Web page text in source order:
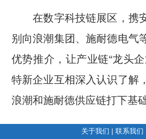
在数字科技链展区，携
别向浪潮集团、施耐德电气
优势推介，让产业链“龙头
特新企业互相深入认识了解
浪潮和施耐德供应链打下基础
关于我们 联系我们